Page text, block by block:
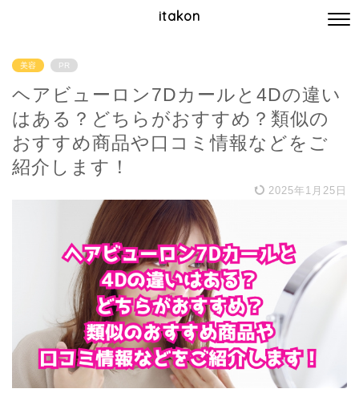
itakon
美容 PR
ヘアビューロン7Dカールと4Dの違い
はある？どちらがおすすめ？類似の
おすすめ商品や口コミ情報などをご
紹介します！
2025年1月25日